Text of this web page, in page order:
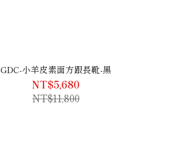
GDC-小羊皮素面方跟長靴-黑
NT$5,680
NT$11,800